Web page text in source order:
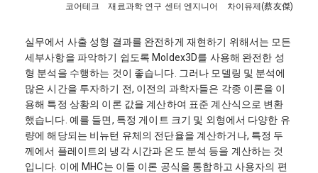
코어테크 재료과학 연구 센터 엔지니어 차이유제(蔡友傑)
실무에서 사출 성형 결과를 완전하게 재현하기 위해서는 모든
세부사항을 파악하기 쉽도록 Moldex3D를 사용해 완전한 성
형 분석을 수행하는 것이 좋습니다. 그러나 모델링 및 분석에
많은 시간을 투자하기 전, 이전의 과학자들은 각종 이론을 이
용해 특정 상황의 이론 값을 계산하여 표준 계산식으로 변환
했습니다. 예를 들면, 특정 게이트 크기 및 외형에서 다양한 유
량에 해당되는 비뉴턴 유체의 전단율을 계산하거나, 특정 두
께에서 플레이트의 냉각 시간과 온도 분석 등을 계산하는 것
입니다. 이에 MHC는 이들 이론 공식을 통합하고 사용자의 편